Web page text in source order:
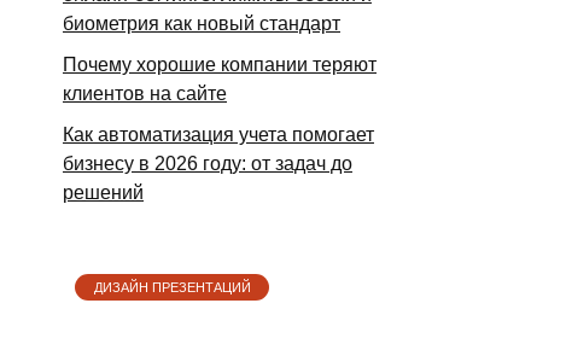
биометрия как новый стандарт
Почему хорошие компании теряют
клиентов на сайте
Как автоматизация учета помогает
бизнесу в 2026 году: от задач до
решений
ДИЗАЙН ПРЕЗЕНТАЦИЙ